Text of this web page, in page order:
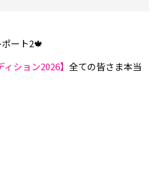
ート2🍁
ション2026】 全ての皆さま本当